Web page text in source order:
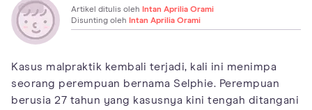
Artikel ditulis oleh Intan Aprilia Orami
Disunting oleh Intan Aprilia Orami
Kasus malpraktik kembali terjadi, kali ini menimpa
seorang perempuan bernama Selphie. Perempuan
berusia 27 tahun yang kasusnya kini tengah ditangani